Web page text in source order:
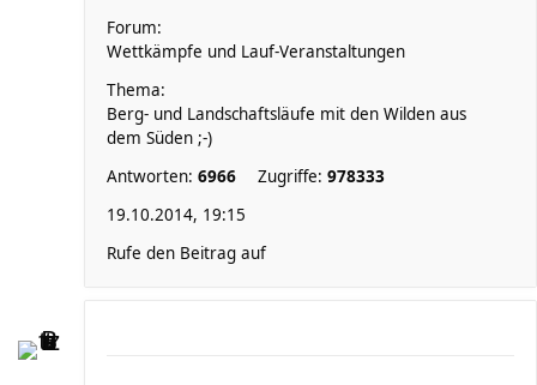
Forum:
Wettkämpfe und Lauf-Veranstaltungen
Thema:
Berg- und Landschaftsläufe mit den Wilden aus
dem Süden ;-)
Antworten: 6966 Zugriffe: 978333
19.10.2014, 19:15
Rufe den Beitrag auf